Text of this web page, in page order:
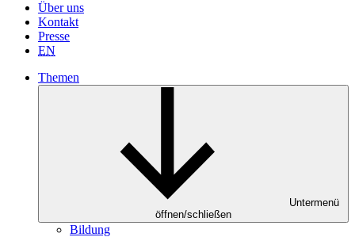
Über uns
Kontakt
Presse
EN
Themen
Untermenü
öffnen/schließen
Bildung